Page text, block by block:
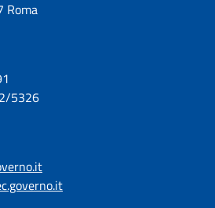
Roma
5326